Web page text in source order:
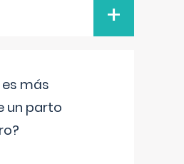
+
más
un parto